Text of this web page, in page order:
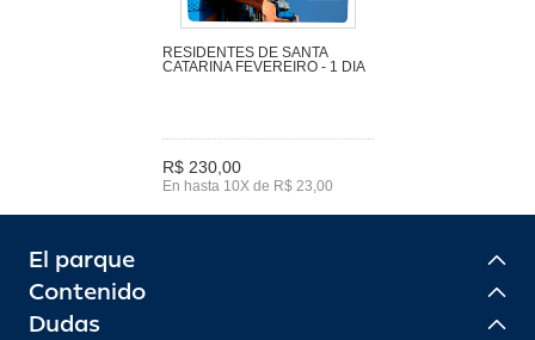
RESIDENTES DE SANTA
CATARINA FEVEREIRO - 1 DIA
R$ 230,00
En hasta 10X de R$ 23,00
El parque
Contenido
Dudas